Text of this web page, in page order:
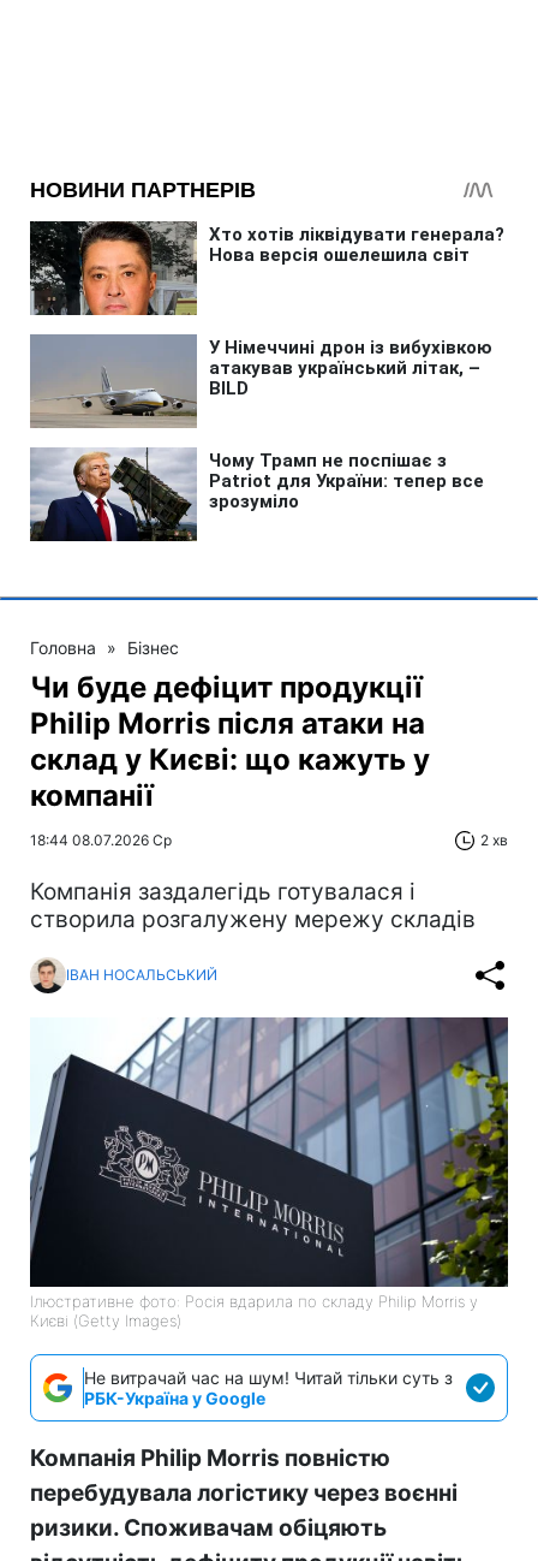
Головна » Бізнес
Чи буде дефіцит продукції
Philip Morris після атаки на
склад у Києві: що кажуть у
компанії
18:44 08.07.2026 Ср 2 хв
Компанія заздалегідь готувалася і
створила розгалужену мережу складів
ІВАН НОСАЛЬСЬКИЙ
Ілюстративне фото: Росія вдарила по складу Philip Morris у
Києві (Getty Images)
Не витрачай час на шум! Читай тільки суть з
РБК-Україна у Google
Компанія Philip Morris повністю
перебудувала логістику через воєнні
ризики. Споживачам обіцяють